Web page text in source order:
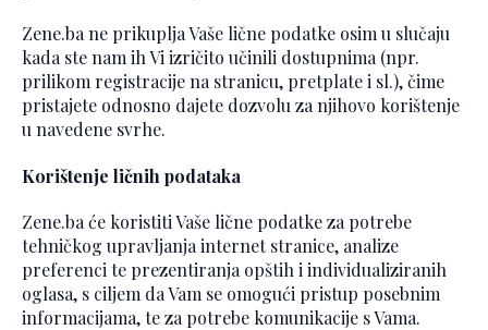
Zene.ba ne prikuplja Vaše lične podatke osim u slučaju
kada ste nam ih Vi izričito učinili dostupnima (npr.
prilikom registracije na stranicu, pretplate i sl.), čime
pristajete odnosno dajete dozvolu za njihovo korištenje
u navedene svrhe.
Korištenje ličnih podataka
Zene.ba će koristiti Vaše lične podatke za potrebe
tehničkog upravljanja internet stranice, analize
preferenci te prezentiranja opštih i individualiziranih
oglasa, s ciljem da Vam se omogući pristup posebnim
informacijama, te za potrebe komunikacije s Vama.